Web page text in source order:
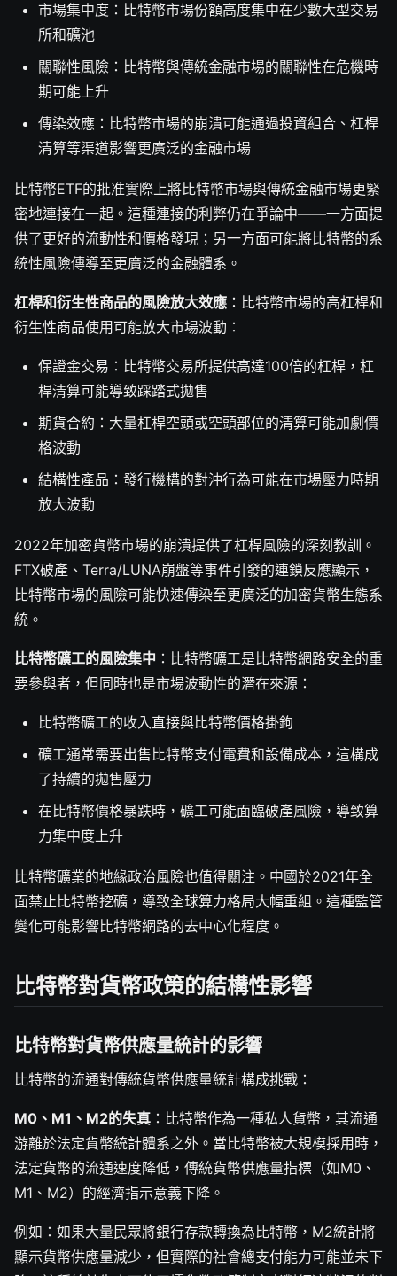
市場集中度：比特幣市場份額高度集中在少數大型交易
所和礦池
關聯性風險：比特幣與傳統金融市場的關聯性在危機時
期可能上升
傳染效應：比特幣市場的崩潰可能通過投資組合、杠桿
清算等渠道影響更廣泛的金融市場
比特幣ETF的批准實際上將比特幣市場與傳統金融市場更緊
密地連接在一起。這種連接的利弊仍在爭論中——一方面提
供了更好的流動性和價格發現；另一方面可能將比特幣的系
統性風險傳導至更廣泛的金融體系。
杠桿和衍生性商品的風險放大效應 ：比特幣市場的高杠桿和
衍生性商品使用可能放大市場波動：
保證金交易：比特幣交易所提供高達100倍的杠桿，杠
桿清算可能導致踩踏式拋售
期貨合約：大量杠桿空頭或空頭部位的清算可能加劇價
格波動
結構性產品：發行機構的對沖行為可能在市場壓力時期
放大波動
2022年加密貨幣市場的崩潰提供了杠桿風險的深刻教訓。
FTX破產、Terra/LUNA崩盤等事件引發的連鎖反應顯示，
比特幣市場的風險可能快速傳染至更廣泛的加密貨幣生態系
統。
比特幣礦工的風險集中 ：比特幣礦工是比特幣網路安全的重
要參與者，但同時也是市場波動性的潛在來源：
比特幣礦工的收入直接與比特幣價格掛鉤
礦工通常需要出售比特幣支付電費和設備成本，這構成
了持續的拋售壓力
在比特幣價格暴跌時，礦工可能面臨破產風險，導致算
力集中度上升
比特幣礦業的地緣政治風險也值得關注。中國於2021年全
面禁止比特幣挖礦，導致全球算力格局大幅重組。這種監管
變化可能影響比特幣網路的去中心化程度。
比特幣對貨幣政策的結構性影響
比特幣對貨幣供應量統計的影響
比特幣的流通對傳統貨幣供應量統計構成挑戰：
M0、M1、M2的失真 ：比特幣作為一種私人貨幣，其流通
游離於法定貨幣統計體系之外。當比特幣被大規模採用時，
法定貨幣的流通速度降低，傳統貨幣供應量指標（如M0、
M1、M2）的經濟指示意義下降。
例如：如果大量民眾將銀行存款轉換為比特幣，M2統計將
顯示貨幣供應量減少，但實際的社會總支付能力可能並未下